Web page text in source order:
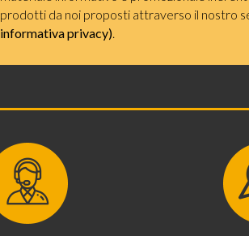
prodotti da noi proposti attraverso il nostro
informativa privacy).